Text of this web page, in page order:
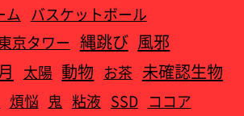
ム バスケットボール
京タワー 縄跳び 風邪
太陽 動物 お茶 未確認生物
煩悩 鬼 粘液 SSD ココア